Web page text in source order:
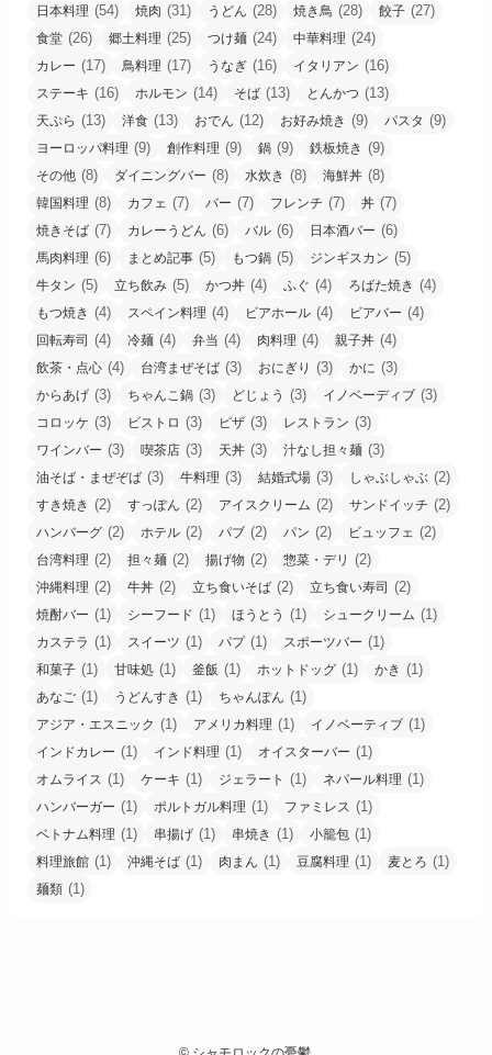
日本料理 (54) 焼肉 (31) うどん (28) 焼き鳥 (28) 餃子 (27)
食堂 (26) 郷土料理 (25) つけ麺 (24) 中華料理 (24)
カレー (17) 鳥料理 (17) うなぎ (16) イタリアン (16)
ステーキ (16) ホルモン (14) そば (13) とんかつ (13)
天ぷら (13) 洋食 (13) おでん (12) お好み焼き (9) パスタ (9)
ヨーロッパ料理 (9) 創作料理 (9) 鍋 (9) 鉄板焼き (9)
その他 (8) ダイニングバー (8) 水炊き (8) 海鮮丼 (8)
韓国料理 (8) カフェ (7) バー (7) フレンチ (7) 丼 (7)
焼きそば (7) カレーうどん (6) バル (6) 日本酒バー (6)
馬肉料理 (6) まとめ記事 (5) もつ鍋 (5) ジンギスカン (5)
牛タン (5) 立ち飲み (5) かつ丼 (4) ふぐ (4) ろばた焼き (4)
もつ焼き (4) スペイン料理 (4) ビアホール (4) ビアバー (4)
回転寿司 (4) 冷麺 (4) 弁当 (4) 肉料理 (4) 親子丼 (4)
飲茶・点心 (4) 台湾まぜそば (3) おにぎり (3) かに (3)
からあげ (3) ちゃんこ鍋 (3) どじょう (3) イノベーディブ (3)
コロッケ (3) ビストロ (3) ピザ (3) レストラン (3)
ワインバー (3) 喫茶店 (3) 天丼 (3) 汁なし担々麺 (3)
油そば・まぜぞば (3) 牛料理 (3) 結婚式場 (3) しゃぶしゃぶ (2)
すき焼き (2) すっぽん (2) アイスクリーム (2) サンドイッチ (2)
ハンバーグ (2) ホテル (2) パブ (2) パン (2) ビュッフェ (2)
台湾料理 (2) 担々麺 (2) 揚げ物 (2) 惣菜・デリ (2)
沖縄料理 (2) 牛丼 (2) 立ち食いそば (2) 立ち食い寿司 (2)
焼酎バー (1) シーフード (1) ほうとう (1) シュークリーム (1)
カステラ (1) スイーツ (1) パプ(1) スポーツバー (1)
和菓子 (1) 甘味処 (1) 釜飯 (1) ホットドッグ (1) かき (1)
あなご (1) うどんすき (1) ちゃんぽん (1)
アジア・エスニック (1) アメリカ料理 (1) イノベーティブ (1)
インドカレー (1) インド料理 (1) オイスターバー (1)
オムライス (1) ケーキ (1) ジェラート (1) ネパール料理 (1)
ハンバーガー (1) ポルトガル料理 (1) ファミレス (1)
ベトナム料理 (1) 串揚げ (1) 串焼き (1) 小籠包 (1)
料理旅館 (1) 沖縄そば (1) 肉まん (1) 豆腐料理 (1) 麦とろ (1)
麺類 (1)